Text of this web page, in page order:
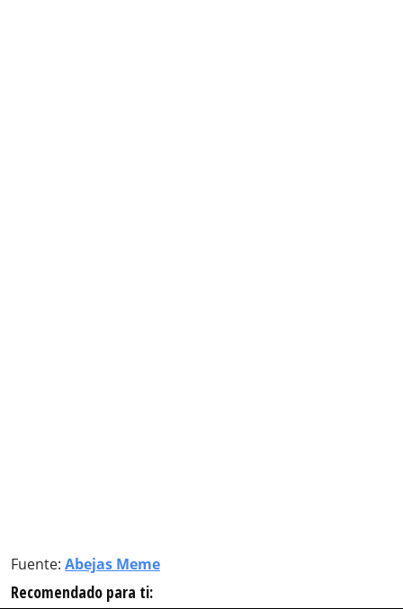
Fuente: Abejas Meme
Recomendado para ti: